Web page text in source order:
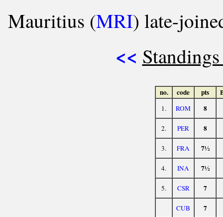
Mauritius (MRI) late-
<<
no. code pts
1. ROM 8
2. PER 8
3. FRA 7½
4. INA 7½
5. CSR 7
CUB 7